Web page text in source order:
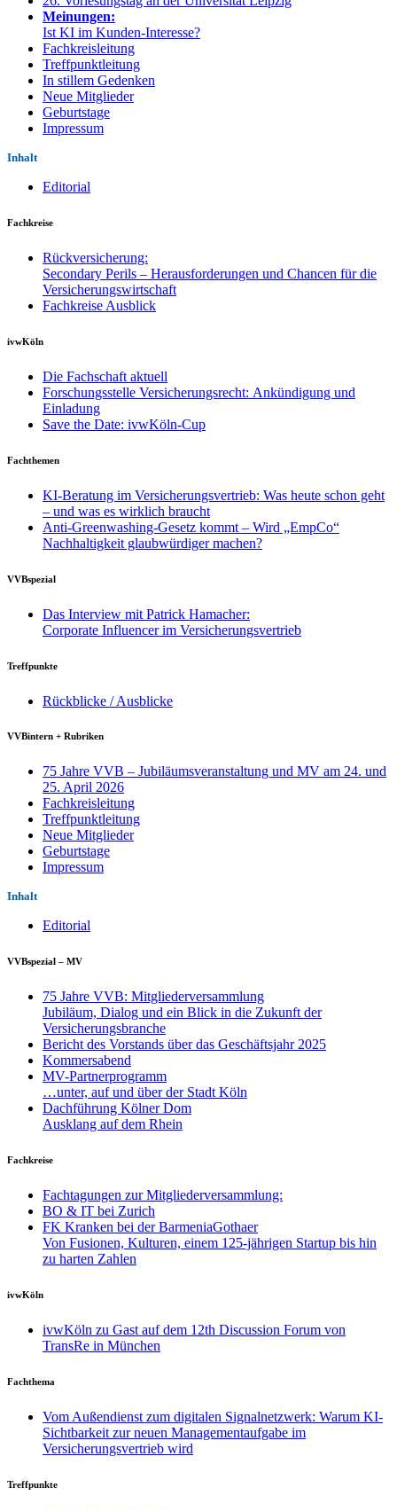
Meinungen:
Ist KI im Kunden-Interesse?
Fachkreisleitung
Treffpunktleitung
In stillem Gedenken
Neue Mitglieder
Geburtstage
Impressum
Inhalt
Editorial
Fachkreise
Rückversicherung:
Secondary Perils – Herausforderungen und Chancen für die
Versicherungswirtschaft
Fachkreise Ausblick
ivwKöln
Die Fachschaft aktuell
Forschungsstelle Versicherungsrecht: Ankündigung und
Einladung
Save the Date: ivwKöln-Cup
Fachthemen
KI-Beratung im Versicherungsvertrieb: Was heute schon geht
– und was es wirklich braucht
Anti-Greenwashing-Gesetz kommt – Wird „EmpCo“
Nachhaltigkeit glaubwürdiger machen?
VVBspezial
Das Interview mit Patrick Hamacher:
Corporate Influencer im Versicherungsvertrieb
Treffpunkte
Rückblicke / Ausblicke
VVBintern + Rubriken
75 Jahre VVB – Jubiläumsveranstaltung und MV am 24. und
25. April 2026
Fachkreisleitung
Treffpunktleitung
Neue Mitglieder
Geburtstage
Impressum
Inhalt
Editorial
VVBspezial – MV
75 Jahre VVB: Mitgliederversammlung
Jubiläum, Dialog und ein Blick in die Zukunft der
Versicherungsbranche
Bericht des Vorstands über das Geschäftsjahr 2025
Kommersabend
MV-Partnerprogramm
…unter, auf und über der Stadt Köln
Dachführung Kölner Dom
Ausklang auf dem Rhein
Fachkreise
Fachtagungen zur Mitgliederversammlung:
BO & IT bei Zurich
FK Kranken bei der BarmeniaGothaer
Von Fusionen, Kulturen, einem 125-jährigen Startup bis hin
zu harten Zahlen
ivwKöln
ivwKöln zu Gast auf dem 12th Discussion Forum von
TransRe in München
Fachthema
Vom Außendienst zum digitalen Signalnetzwerk: Warum KI-
Sichtbarkeit zur neuen Managementaufgabe im
Versicherungsvertrieb wird
Treffpunkte